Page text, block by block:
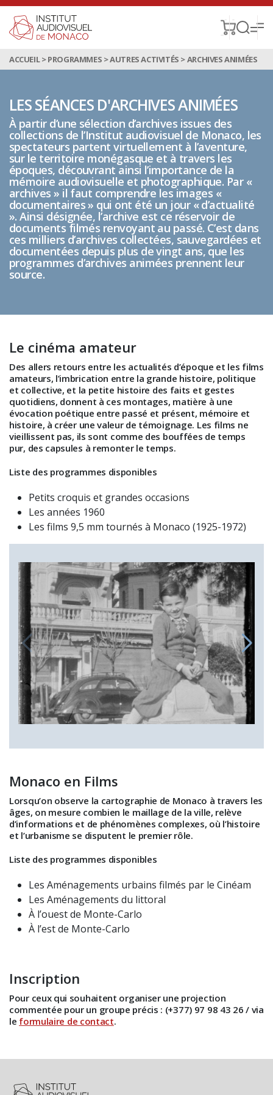
ACCUEIL>PROGRAMMES >AUTRES ACTIVITÉS >ARCHIVES ANIMÉES
LES SÉANCES D'ARCHIVES ANIMÉES
À partir d’une sélection d’archives issues des
collections de l’Institut audiovisuel de Monaco, les
spectateurs partent virtuellement à l’aventure,
sur le territoire monégasque et à travers les
époques, découvrant ainsi l’importance de la
mémoire audiovisuelle et photographique. Par «
archives » il faut comprendre les images «
documentaires » qui ont été un jour « d’actualité
». Ainsi désignée, l’archive est ce réservoir de
documents filmés renvoyant au passé. C’est dans
ces milliers d’archives collectées, sauvegardées et
documentées depuis plus de vingt ans, que les
programmes d’archives animées prennent leur
source.
Le cinéma amateur
Des allers retours entre les actualités d’époque et les films
amateurs, l’imbrication entre la grande histoire, politique
et collective, et la petite histoire des faits et gestes
quotidiens, donnent à ces montages, matière à une
évocation poétique entre passé et présent, mémoire et
histoire, à créer une valeur de témoignage. Les films ne
vieillissent pas, ils sont comme des bouffées de temps
pur, des capsules à remonter le temps.
Liste des programmes disponibles
Petits croquis et grandes occasions
Les années 1960
Les films 9,5 mm tournés à Monaco (1925-1972)
Monaco en Films
Lorsqu’on observe la cartographie de Monaco à travers les
âges, on mesure combien le maillage de la ville, relève
d’informations et de phénomènes complexes, où l’histoire
et l’urbanisme se disputent le premier rôle.
Liste des programmes disponibles
Les Aménagements urbains filmés par le Cinéam
Les Aménagements du littoral
À l’ouest de Monte-Carlo
À l’est de Monte-Carlo
Inscription
Pour ceux qui souhaitent organiser une projection
commentée pour un groupe précis : (+377) 97 98 43 26 / via
le formulaire de contact.